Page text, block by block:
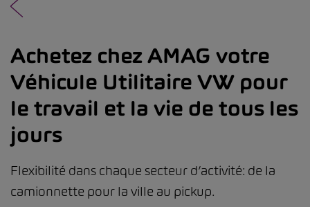
Achetez chez AMAG votre
Véhicule Utilitaire VW pour
le travail et la vie de tous les
jours
Flexibilité dans chaque secteur d’activité: de la
camionnette pour la ville au pickup.